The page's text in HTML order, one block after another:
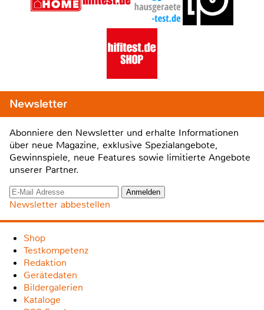
Newsletter
Abonniere den Newsletter und erhalte Informationen
über neue Magazine, exklusive Spezialangebote,
Gewinnspiele, neue Features sowie limitierte Angebote
unserer Partner.
Newsletter abbestellen
Shop
Testkompetenz
Redaktion
Gerätedaten
Bildergalerien
Kataloge